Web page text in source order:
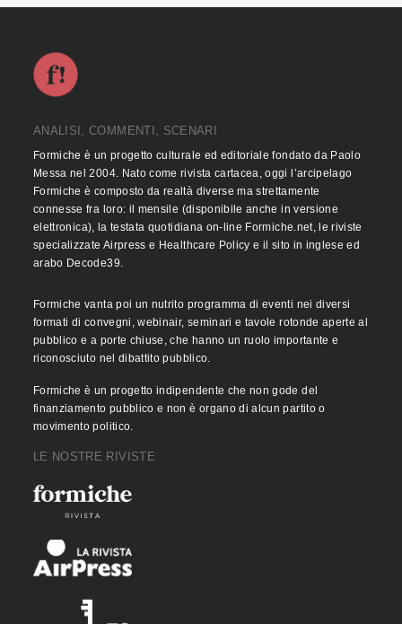
ANALISI, COMMENTI, SCENARI
Formiche è un progetto culturale ed editoriale fondato da Paolo
Messa nel 2004. Nato come rivista cartacea, oggi l’arcipelago
Formiche è composto da realtà diverse ma strettamente
connesse fra loro: il mensile (disponibile anche in versione
elettronica), la testata quotidiana on-line Formiche.net, le riviste
specializzate Airpress e Healthcare Policy e il sito in inglese ed
arabo Decode39.
Formiche vanta poi un nutrito programma di eventi nei diversi
formati di convegni, webinair, seminari e tavole rotonde aperte al
pubblico e a porte chiuse, che hanno un ruolo importante e
riconosciuto nel dibattito pubblico.
Formiche è un progetto indipendente che non gode del
finanziamento pubblico e non è organo di alcun partito o
movimento politico.
LE NOSTRE RIVISTE